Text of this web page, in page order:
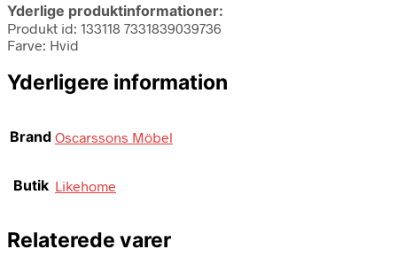
Yderlige produktinformationer:
Produkt id: 133118 7331839039736
Farve: Hvid
Yderligere information
Brand Oscarssons Möbel
Butik Likehome
Relaterede varer